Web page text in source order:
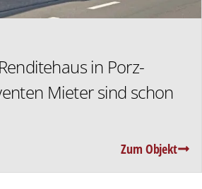
in Porz-
Mieter sind schon
Zum Objekt